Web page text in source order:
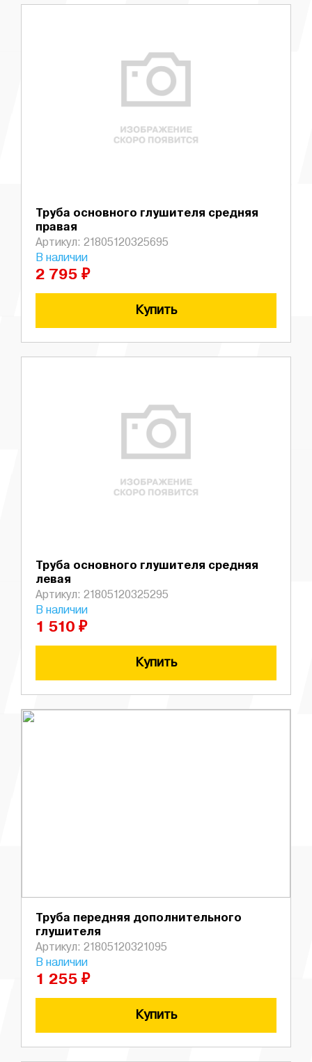
Труба основного глушителя средняя
правая
Артикул: 21805120325695
В наличии
2 795 ₽
Купить
Труба основного глушителя средняя
левая
Артикул: 21805120325295
В наличии
1 510 ₽
Купить
Труба передняя дополнительного
глушителя
Артикул: 21805120321095
В наличии
1 255 ₽
Купить